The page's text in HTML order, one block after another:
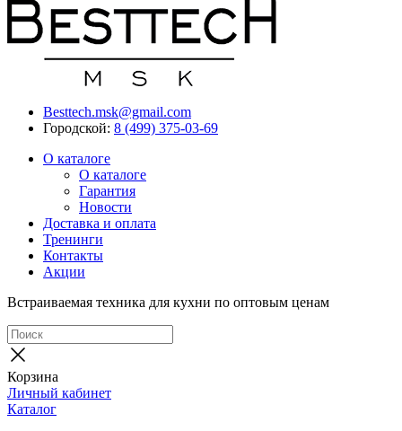
Besttech.msk@gmail.com
Городской: 8 (499) 375-03-69
О каталоге
О каталоге
Гарантия
Новости
Доставка и оплата
Тренинги
Контакты
Акции
Встраиваемая техника для кухни по оптовым ценам
Корзина
Личный кабинет
Каталог